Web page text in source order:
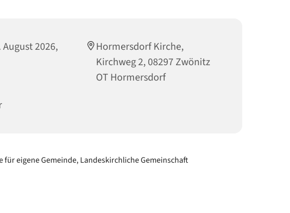
2026,
Hormersdorf Kirche,
Kirchweg 2, 08297 Zwönitz
OT Hormersdorf
für eigene Gemeinde, Landeskirchliche Gemeinschaft